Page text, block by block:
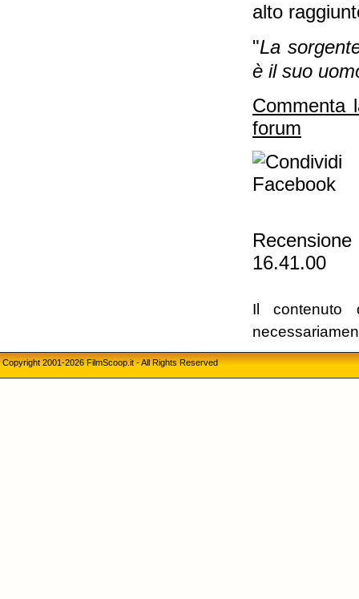
alto
"La
è il suo
Commenta
forum
16.41.00
Il contenuto
Copyright 2001-2026 FilmScoop.it - All Rights Reserved